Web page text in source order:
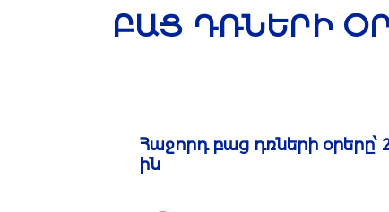
ԲԱՑ ԴՌՆԵՐԻ
Հաջորդ բաց դռների օրերը՝
ին